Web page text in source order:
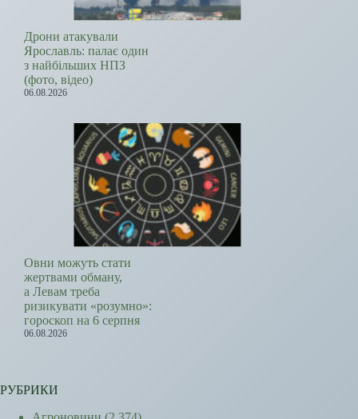
Дрони атакували
Ярославль: палає один
з найбільших НПЗ
(фото, відео)
06.08.2026
Овни можуть стати
жертвами обману,
а Левам треба
ризикувати «розумно»:
гороскоп на 6 серпня
06.08.2026
РУБРИКИ